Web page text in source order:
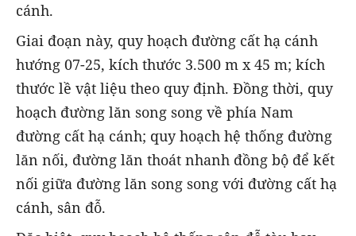
cánh.
Giai đoạn này, quy hoạch đường cất hạ cánh
hướng 07-25, kích thước 3.500 m x 45 m; kích
thước lề vật liệu theo quy định. Đồng thời, quy
hoạch đường lăn song song về phía Nam
đường cất hạ cánh; quy hoạch hệ thống đường
lăn nối, đường lăn thoát nhanh đồng bộ để kết
nối giữa đường lăn song song với đường cất hạ
cánh, sân đỗ.